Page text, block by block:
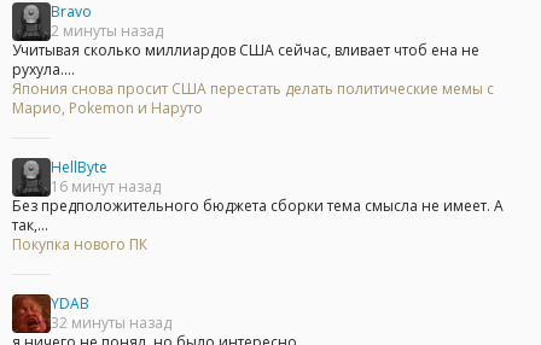
Bravo
2 минуты назад
Учитывая сколько миллиардов США сейчас, вливает чтоб ена не
рухула....
Япония снова просит США перестать делать политические мемы с
Марио, Pokemon и Наруто
HellByte
16 минут назад
Без предположительного бюджета сборки тема смысла не имеет. А
так,...
Покупка нового ПК
YDAB
32 минуты назад